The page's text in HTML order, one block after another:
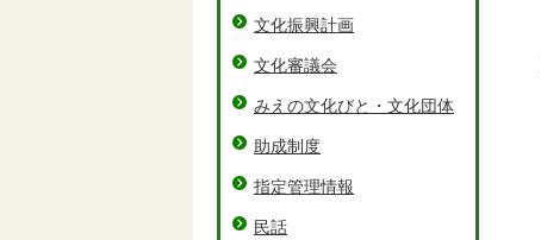
文化振興計画
文化審議会
みえの文化びと・文化団体
助成制度
指定管理情報
民話